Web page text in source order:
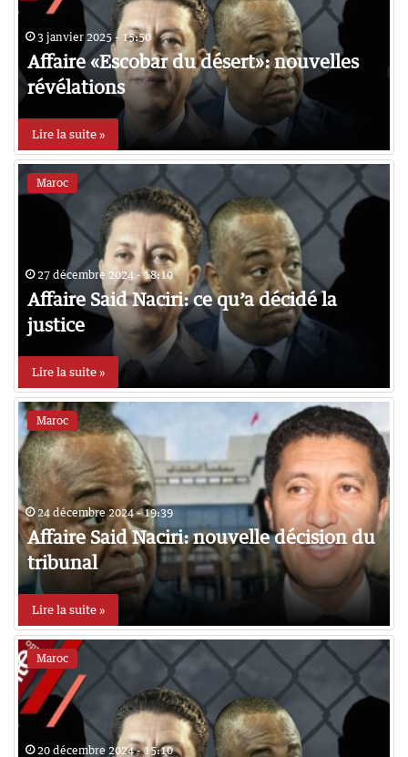
3 janvier 2025 - 15:50
Affaire «Escobar du désert»: nouvelles
révélations
Lire la suite »
Maroc
27 décembre 2024 - 18:10
Affaire Said Naciri: ce qu’a décidé la
justice
Lire la suite »
Maroc
24 décembre 2024 - 19:39
Affaire Said Naciri: nouvelle décision du
tribunal
Lire la suite »
Maroc
20 décembre 2024 - 15:10